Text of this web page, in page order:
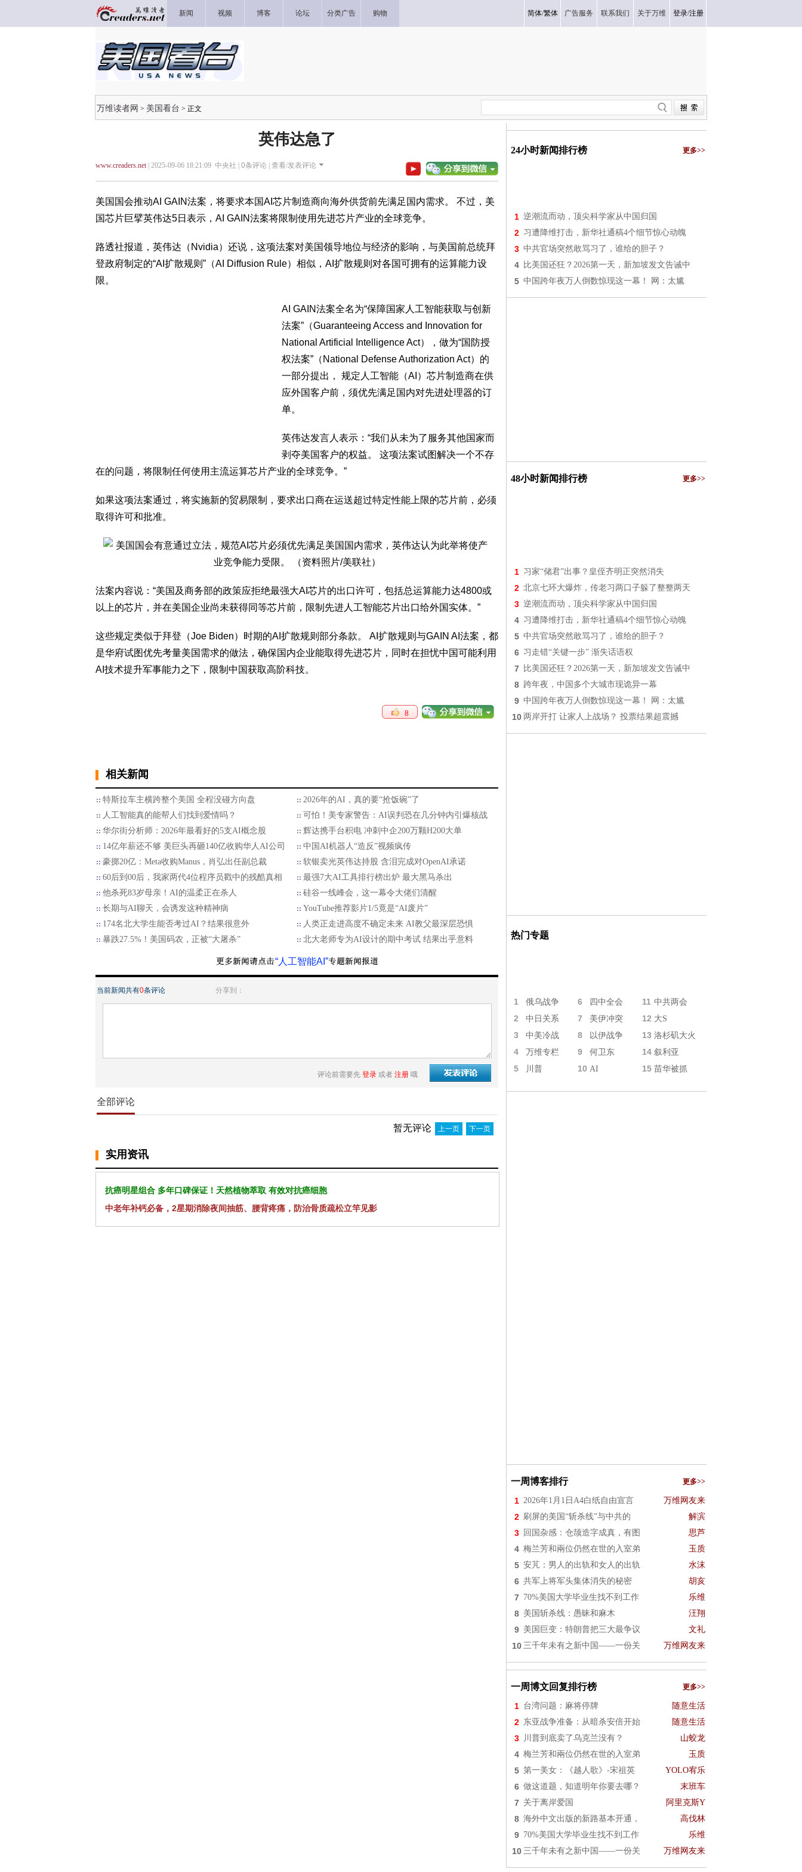
新闻 视频 博客 论坛 分类广告 购物 简体/繁体 广告服务 联系我们 关于万维 登录/注册
万维读者网 > 美国看台 > 正文
英伟达急了
www.creaders.net| 2025-09-06 18:21:09 中央社 | 0条评论 | 查看/发表评论
美国国会推动AI GAIN法案，将要求本国AI芯片制造商向海外供货前先满足国内需求。 不过，美
国芯片巨擘英伟达5日表示，AI GAIN法案将限制使用先进芯片产业的全球竞争。
路透社报道，英伟达（Nvidia）还说，这项法案对美国领导地位与经济的影响，与美国前总统拜
登政府制定的“AI扩散规则”（AI Diffusion Rule）相似，AI扩散规则对各国可拥有的运算能力设
限。
AI GAIN法案全名为“保障国家人工智能获取与创新
法案”（Guaranteeing Access and Innovation for
National Artificial Intelligence Act），做为“国防授
权法案”（National Defense Authorization Act）的
一部分提出， 规定人工智能（AI）芯片制造商在供
应外国客户前，须优先满足国内对先进处理器的订
单。
英伟达发言人表示：“我们从未为了服务其他国家而
剥夺美国客户的权益。 这项法案试图解决一个不存
在的问题，将限制任何使用主流运算芯片产业的全球竞争。”
如果这项法案通过，将实施新的贸易限制，要求出口商在运送超过特定性能上限的芯片前，必须
取得许可和批准。
法案内容说：“美国及商务部的政策应拒绝最强大AI芯片的出口许可，包括总运算能力达4800或
以上的芯片，并在美国企业尚未获得同等芯片前，限制先进人工智能芯片出口给外国实体。”
这些规定类似于拜登（Joe Biden）时期的AI扩散规则部分条款。 AI扩散规则与GAIN AI法案，都
是华府试图优先考量美国需求的做法，确保国内企业能取得先进芯片，同时在担忧中国可能利用
AI技术提升军事能力之下，限制中国获取高阶科技。
8
相关新闻
特斯拉车主横跨整个美国 全程没碰方向盘
2026年的AI，真的要“抢饭碗”了
人工智能真的能帮人们找到爱情吗？
可怕！美专家警告：AI误判恐在几分钟内引爆核战
华尔街分析师：2026年最看好的5支AI概念股
辉达携手台积电 冲刺中企200万颗H200大单
14亿年薪还不够 美巨头再砸140亿收购华人AI公司
中国AI机器人“造反”视频疯传
豪掷20亿：Meta收购Manus，肖弘出任副总裁
软银卖光英伟达持股 含泪完成对OpenAI承诺
60后到00后，我家两代4位程序员戳中的残酷真相
最强7大AI工具排行榜出炉 最大黑马杀出
他杀死83岁母亲！AI的温柔正在杀人
硅谷一线峰会，这一幕令大佬们清醒
长期与AI聊天，会诱发这种精神病
YouTube推荐影片1/5竟是“AI废片”
174名北大学生能否考过AI？结果很意外
人类正走进高度不确定未来 AI教父最深层恐惧
暴跌27.5%！美国码农，正被“大屠杀”
北大老师专为AI设计的期中考试 结果出乎意料
“人工智能AI”
当前新闻共有0条评论 分享到：
评论前需要先 登录 或者 注册 哦
全部评论
暂无评论 上一页 下一页
实用资讯
抗癌明星组合 多年口碑保证！天然植物萃取 有效对抗癌细胞
中老年补钙必备，2星期消除夜间抽筋、腰背疼痛，防治骨质疏松立竿见影
24小时新闻排行榜 更多>>
1 逆潮流而动，顶尖科学家从中国归国
2 习遭降维打击，新华社通稿4个细节惊心动魄
3 中共官场突然敢骂习了，谁给的胆子？
4 比美国还狂？2026第一天，新加坡发文告诫中
5 中国跨年夜万人倒数惊现这一幕！ 网：太尴
48小时新闻排行榜 更多>>
1 习家“储君”出事？皇侄齐明正突然消失
2 北京七环大爆炸，传老习两口子躲了整整两天
3 逆潮流而动，顶尖科学家从中国归国
4 习遭降维打击，新华社通稿4个细节惊心动魄
5 中共官场突然敢骂习了，谁给的胆子？
6 习走错“关键一步” 渐失话语权
7 比美国还狂？2026第一天，新加坡发文告诫中
8 跨年夜，中国多个大城市现诡异一幕
9 中国跨年夜万人倒数惊现这一幕！ 网：太尴
10 两岸开打 让家人上战场？ 投票结果超震撼
热门专题
1 俄乌战争 6 四中全会 11 中共两会
2 中日关系 7 美伊冲突 12 大S
3 中美冷战 8 以伊战争 13 洛杉矶大火
4 万维专栏 9 何卫东 14 叙利亚
5 川普 10 AI 15 苗华被抓
一周博客排行 更多>>
1 2026年1月1日A4白纸自由宣言 万维网友来
2 刷屏的美国“斩杀线”与中共的 解滨
3 回国杂感：仓颉造字成真，有图 思芦
4 梅兰芳和兩位仍然在世的入室弟 玉质
5 安芃：男人的出轨和女人的出轨 水沫
6 共军上将军头集体消失的秘密 胡亥
7 70%美国大学毕业生找不到工作 乐维
8 美国斩杀线：愚昧和麻木 汪翔
9 美国巨变：特朗普把三大最争议 文礼
10 三千年未有之新中国——一份关 万维网友来
一周博文回复排行榜 更多>>
1 台湾问题：麻将停牌 随意生活
2 东亚战争准备：从暗杀安倍开始 随意生活
3 川普到底卖了乌克兰没有？ 山蛟龙
4 梅兰芳和兩位仍然在世的入室弟 玉质
5 第一美女：《越人歌》-宋祖英 YOLO宥乐
6 做这道题，知道明年你要去哪？ 末班车
7 关于离岸爱国 阿里克斯Y
8 海外中文出版的新路基本开通， 高伐林
9 70%美国大学毕业生找不到工作 乐维
10 三千年未有之新中国——一份关 万维网友来